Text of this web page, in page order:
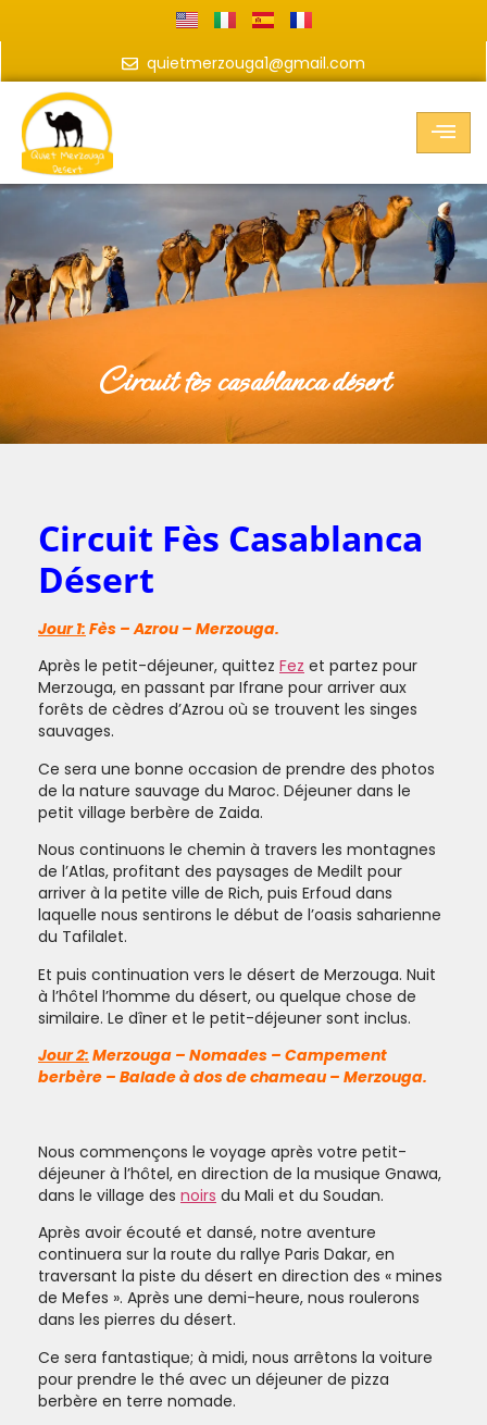
quietmerzouga1@gmail.com
circuit fès casablanca désert
Circuit Fès Casablanca
Désert
Jour 1: Fès – Azrou – Merzouga.
Après le petit-déjeuner, quittez Fez et partez pour
Merzouga, en passant par Ifrane pour arriver aux
forêts de cèdres d’Azrou où se trouvent les singes
sauvages.
Ce sera une bonne occasion de prendre des photos
de la nature sauvage du Maroc. Déjeuner dans le
petit village berbère de Zaida.
Nous continuons le chemin à travers les montagnes
de l’Atlas, profitant des paysages de Medilt pour
arriver à la petite ville de Rich, puis Erfoud dans
laquelle nous sentirons le début de l’oasis saharienne
du Tafilalet.
Et puis continuation vers le désert de Merzouga. Nuit
à l’hôtel l’homme du désert, ou quelque chose de
similaire. Le dîner et le petit-déjeuner sont inclus.
Jour 2: Merzouga – Nomades – Campement
berbère – Balade à dos de chameau – Merzouga.
Nous commençons le voyage après votre petit-
déjeuner à l’hôtel, en direction de la musique Gnawa,
dans le village des noirs du Mali et du Soudan.
Après avoir écouté et dansé, notre aventure
continuera sur la route du rallye Paris Dakar, en
traversant la piste du désert en direction des « mines
de Mefes ». Après une demi-heure, nous roulerons
dans les pierres du désert.
Ce sera fantastique; à midi, nous arrêtons la voiture
pour prendre le thé avec un déjeuner de pizza
berbère en terre nomade.